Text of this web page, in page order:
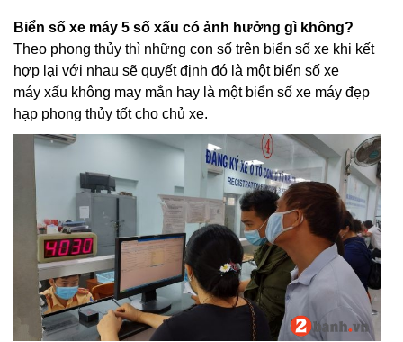
Biển số xe máy 5 số xấu có ảnh hưởng gì không?
Theo phong thủy thì những con số trên biển số xe khi kết
hợp lại với nhau sẽ quyết định đó là một biển số xe
máy xấu không may mắn hay là một biển số xe máy đẹp
hạp phong thủy tốt cho chủ xe.